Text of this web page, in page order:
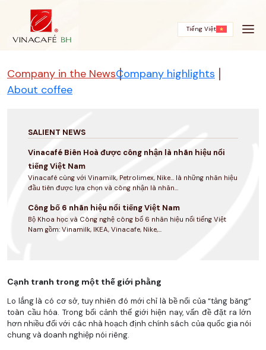
Tiếng Việt
Company in the NewsCompany highlights
About coffee
SALIENT NEWS
Vinacafé Biên Hoà được công nhận là nhãn hiệu nổi
tiếng Việt Nam
Vinacafé cùng với Vinamilk, Petrolimex, Nike... là những nhãn hiệu
đầu tiên được lựa chọn và công nhận là nhãn...
Công bố 6 nhãn hiệu nổi tiếng Việt Nam
Bộ Khoa học và Công nghệ công bố 6 nhãn hiệu nổi tiếng Việt
Nam gồm: Vinamilk, IKEA, Vinacafe, Nike,...
Cạnh tranh trong một thế giới phằng
Lo lắng là có cơ sở, tuy nhiên đó mới chỉ là bề nổi của “tảng băng”
toàn cầu hóa. Trong bối cảnh thế giới hiện nay, vấn đề đặt ra lớn
hơn nhiều đối với các nhà hoạch định chính sách của quốc gia nói
chung và doanh nghiệp nói riêng.